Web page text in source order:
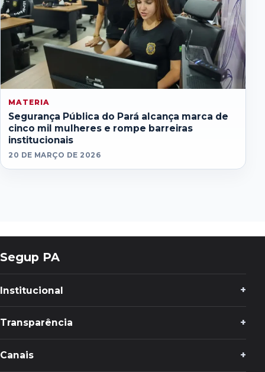
MATERIA
Segurança Pública do Pará alcança marca de
cinco mil mulheres e rompe barreiras
institucionais
20 DE MARÇO DE 2026
Segup PA
Institucional
Transparência
Canais